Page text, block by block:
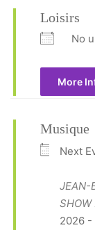
Loisirs
No
More
Musique
Next
JEAN-
SHOW
2026 -